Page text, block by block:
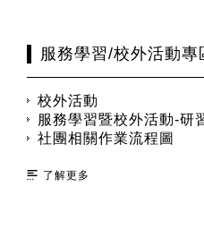
服務學習/校外活動專
校外活動
服務學習暨校外活動-研
社團相關作業流程圖
了解更多